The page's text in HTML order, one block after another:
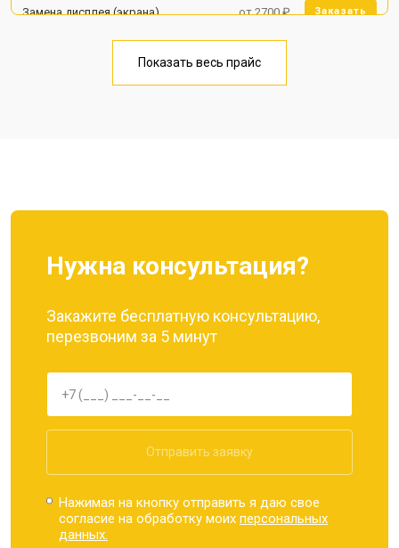
Замена дисплея (экрана) от 2700 ₽ Заказать
Замена кнопки включения от 1750 ₽
Показать весь прайс
Нужна консультация?
Закажите бесплатную консультацию,
перезвоним за 5 минут
Отправить заявку
Нажимая на кнопку отправить я даю свое
согласие на обработку моихперсональных
данных.